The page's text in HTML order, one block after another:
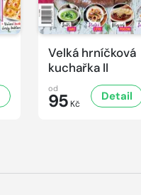
Velká hrníčková
kuchařka II
od
95 Kč
Detail